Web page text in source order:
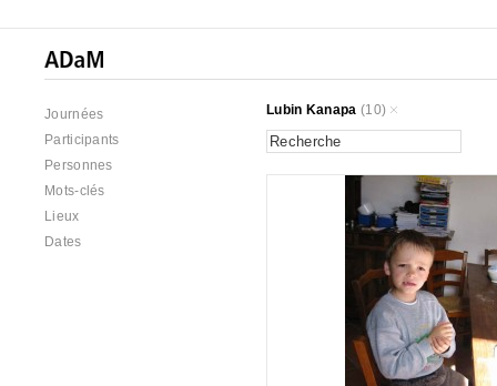
Journées
Participants
Personnes
Mots-clés
Lieux
Dates
Lubin Kanapa (10)